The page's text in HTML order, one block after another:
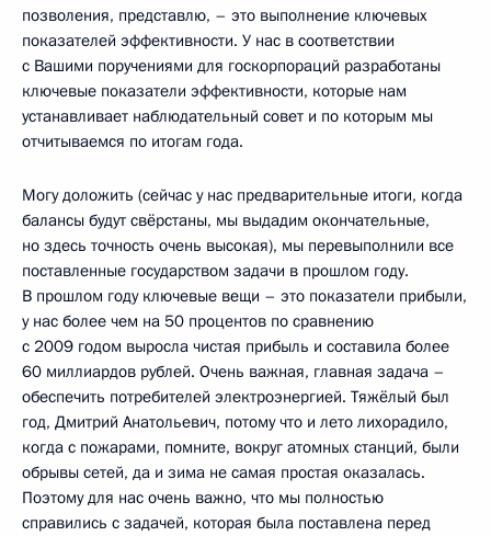
позволения, представлю, – это выполнение ключевых
показателей эффективности. У нас в соответствии
с Вашими поручениями для госкорпораций разработаны
ключевые показатели эффективности, которые нам
устанавливает наблюдательный совет и по которым мы
отчитываемся по итогам года.
Могу доложить (сейчас у нас предварительные итоги, когда
балансы будут свёрстаны, мы выдадим окончательные,
но здесь точность очень высокая), мы перевыполнили все
поставленные государством задачи в прошлом году.
В прошлом году ключевые вещи – это показатели прибыли,
у нас более чем на 50 процентов по сравнению
с 2009 годом выросла чистая прибыль и составила более
60 миллиардов рублей. Очень важная, главная задача –
обеспечить потребителей электроэнергией. Тяжёлый был
год, Дмитрий Анатольевич, потому что и лето лихорадило,
когда с пожарами, помните, вокруг атомных станций, были
обрывы сетей, да и зима не самая простая оказалась.
Поэтому для нас очень важно, что мы полностью
справились с задачей, которая была поставлена перед